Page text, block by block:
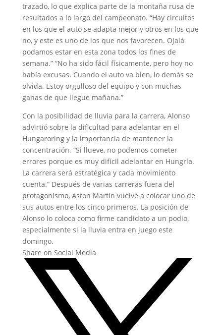
trazado, lo que explica parte de la montaña rusa de
resultados a lo largo del campeonato. “Hay circuitos
en los que el auto se adapta mejor y otros en los que
no, y este es uno de los que nos favorecen. Ojalá
podamos estar en esta zona todos los fines de
semana.” “No ha sido fácil físicamente, pero hoy no
había excusas. Cuando el auto va bien, lo demás se
olvida. Estoy orgulloso del equipo y con muchas
ganas de que llegue mañana.”
Con la posibilidad de lluvia para la carrera, Alonso
advirtió sobre la dificultad para adelantar en el
Hungaroring y la importancia de mantener la
concentración. “Si llueve, no podemos cometer
errores porque es muy difícil adelantar en Hungría.
La carrera será estratégica y cada movimiento
cuenta.” Después de varias carreras fuera del
protagonismo, Aston Martin vuelve a colocar uno de
sus autos entre los cinco primeros. La posición de
Alonso lo coloca como firme candidato a un podio,
especialmente si la lluvia entra en juego este
domingo.
Share on Social Media